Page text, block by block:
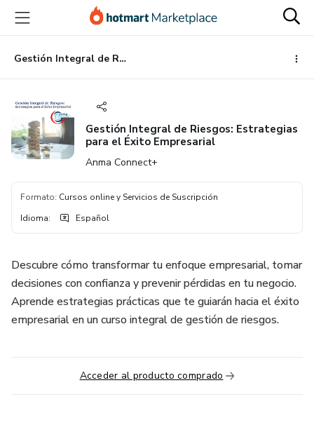
principal
página
de
página
Gestión Integral de Riesgos: Estrategias para el Éxito Empresarial
Gestión Integral de Riesgos: Estrategias
para el Éxito Empresarial
Anma Connect+
Formato: Cursos online y Servicios de Suscripción
Idioma: Español
Descubre cómo transformar tu enfoque empresarial, tomar
decisiones con confianza y prevenir pérdidas en tu negocio.
Aprende estrategias prácticas que te guiarán hacia el éxito
empresarial en un curso integral de gestión de riesgos.
Acceder al producto comprado